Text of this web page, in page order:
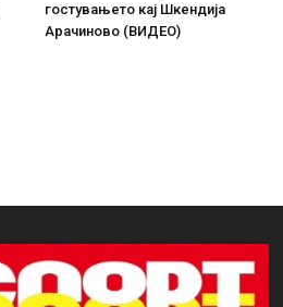
гостувањето кај Шкендија
Арачиново (ВИДЕО)